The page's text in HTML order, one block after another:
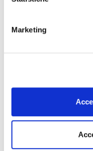
Marketing